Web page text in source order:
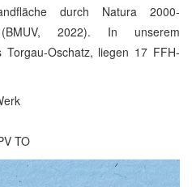
durch Natura 2000-
(BMUV, 2022). In unserem
Torgau-Oschatz, liegen 17 FFH-
TO